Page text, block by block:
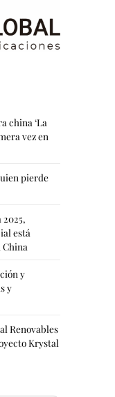
china ‘La
vez en
pierde
está
y
y
Renovables
Krystal